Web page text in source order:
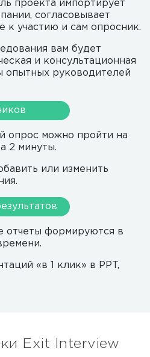
проекта импортирует
согласовывает
к участию и сам опросник.
вам будет
и консультационная
опытных руководителей
опрос можно пройти на
2 минуты.
или изменить
отчеты формируются в
«в 1 клик» в PPT,
Exit Interview